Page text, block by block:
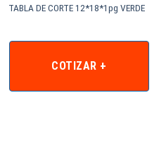
TABLA DE CORTE 12*18*1pg VERDE
COTIZAR +